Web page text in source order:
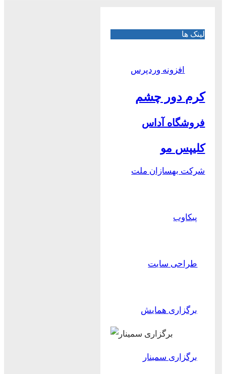
لینک ها
افزونه وردپرس
کرم دور چشم
فروشگاه آداس
کلیپس مو
شرکت بهسازان ملت
پیکاوب
طراحی سایت
برگزاری همایش
برگزاری سمینار